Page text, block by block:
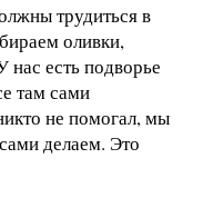
трудиться в
оливки,
есть подворье
там сами
не помогал, мы
делаем. Это